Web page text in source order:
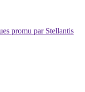
promu par Stellantis